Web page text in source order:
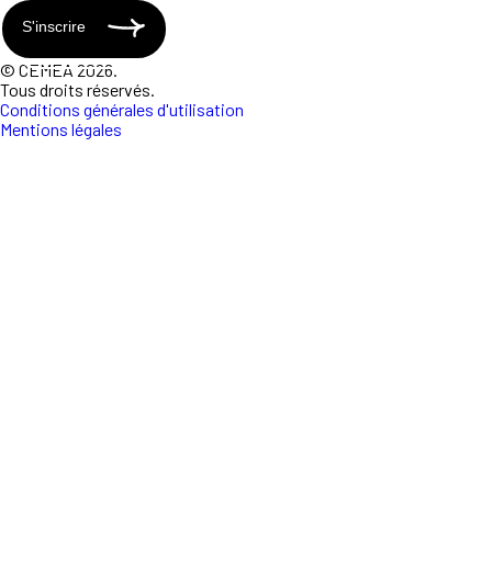
S'inscrire
© CEMEA 2026.
Tous droits réservés.
Conditions générales d'utilisation
Mentions légales